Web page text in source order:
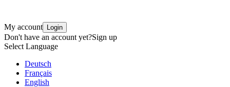
My account Login
Don't have an account yet?Sign up
Select Language
Deutsch
Français
English